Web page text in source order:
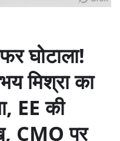
घोटाला!
मिश्रा का
EE की
CMO पर